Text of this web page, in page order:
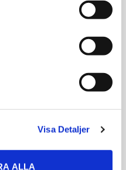
Visa Detaljer
ALLA
Oblekta tuggrullar för
SPANNMÅLSFRI